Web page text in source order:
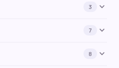
3 expand_more
7 expand_more
8 expand_more